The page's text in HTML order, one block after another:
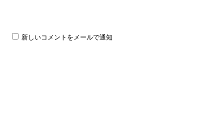
新しいコメントをメールで通知